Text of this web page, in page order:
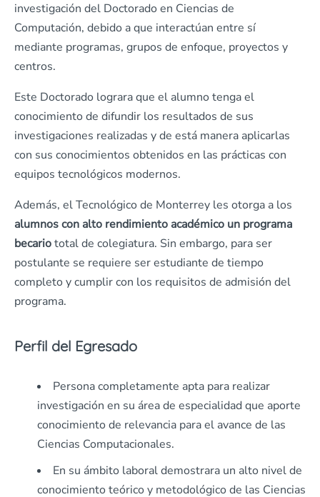
investigación del Doctorado en Ciencias de
Computación, debido a que interactúan entre sí
mediante programas, grupos de enfoque, proyectos y
centros.
Este Doctorado lograra que el alumno tenga el
conocimiento de difundir los resultados de sus
investigaciones realizadas y de está manera aplicarlas
con sus conocimientos obtenidos en las prácticas con
equipos tecnológicos modernos.
Además, el Tecnológico de Monterrey les otorga a los
alumnos con alto rendimiento académico un programa
becariototal de colegiatura. Sin embargo, para ser
postulante se requiere ser estudiante de tiempo
completo y cumplir con los requisitos de admisión del
programa.
Perfil del Egresado
Persona completamente apta para realizar
investigación en su área de especialidad que aporte
conocimiento de relevancia para el avance de las
Ciencias Computacionales.
En su ámbito laboral demostrara un alto nivel de
conocimiento teórico y metodológico de las Ciencias